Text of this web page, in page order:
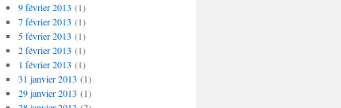
9 février 2013 (1)
7 février 2013 (1)
5 février 2013 (1)
2 février 2013 (1)
1 février 2013 (1)
31 janvier 2013 (1)
29 janvier 2013 (1)